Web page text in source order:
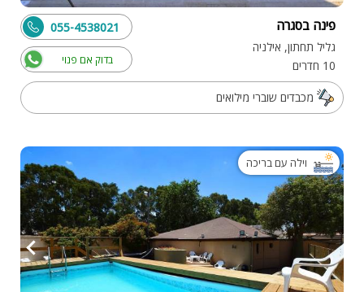
פינה בסגרה
גליל תחתון, אילניה
10 חדרים
בדוק אם פנוי
055-4538021
מכבדים שוברי מילואים
וילה עם בריכה